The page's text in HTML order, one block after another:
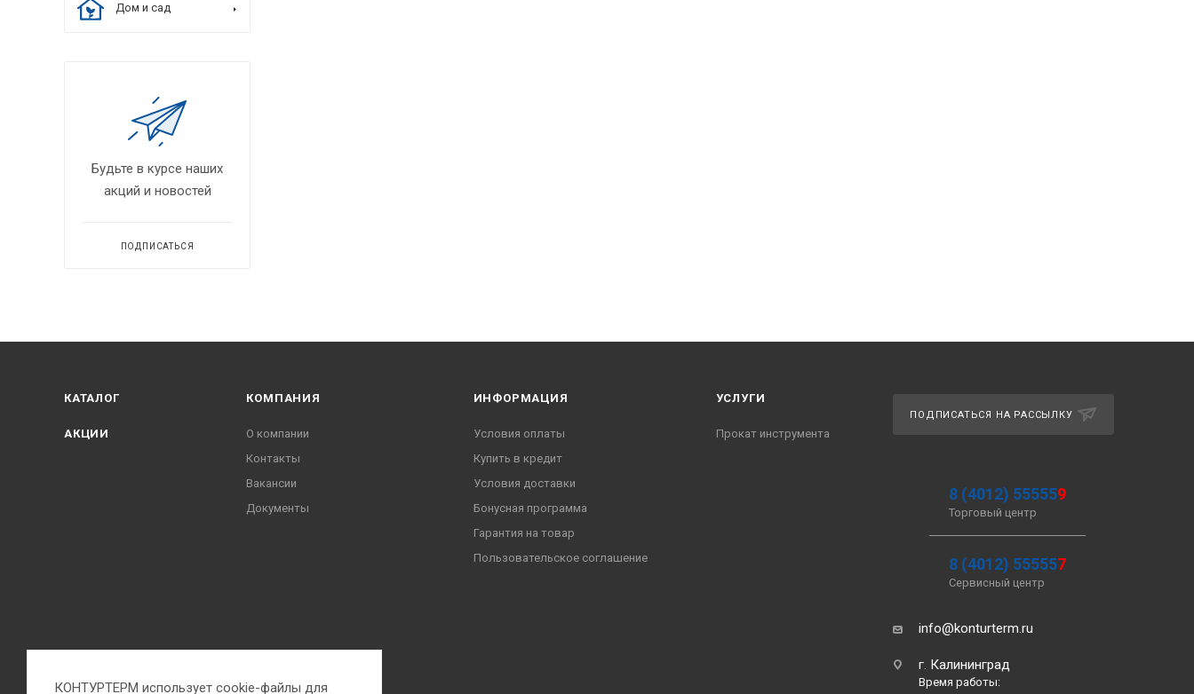
Дом и сад
Будьте в курсе наших
акций и новостей
ПОДПИСАТЬСЯ
КАТАЛОГ
АКЦИИ
КОМПАНИЯ
О компании
Контакты
Вакансии
Документы
ИНФОРМАЦИЯ
Условия оплаты
Купить в кредит
Условия доставки
Бонусная программа
Гарантия на товар
Пользовательское соглашение
УСЛУГИ
Прокат инструмента
ПОДПИСАТЬСЯ НА РАССЫЛКУ
8 (4012) 555559
Торговый центр
8 (4012) 555557
Сервисный центр
info@konturterm.ru
г. Калининград
Время работы:
КОНТУРТЕРМ использует cookie-файлы для